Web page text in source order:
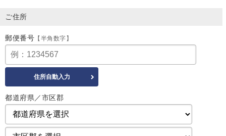
ご住所
郵便番号 【半角数字】
都道府県／市区郡